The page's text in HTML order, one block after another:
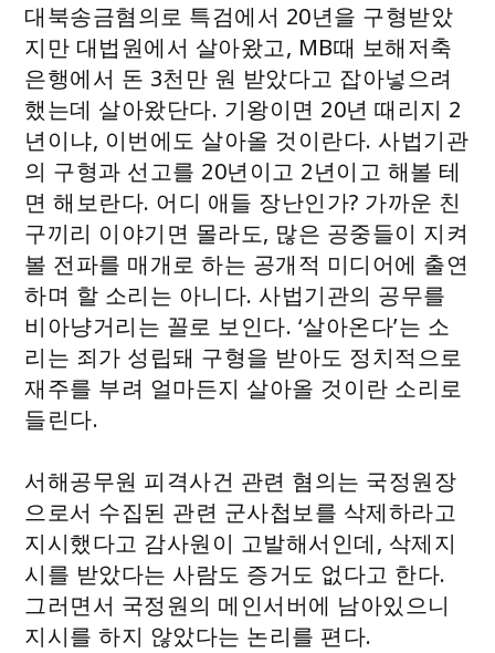
대북송금혐의로 특검에서 20년을 구형받았
지만 대법원에서 살아왔고, MB때 보해저축
은행에서 돈 3천만 원 받았다고 잡아넣으려
했는데 살아왔단다. 기왕이면 20년 때리지 2
년이냐, 이번에도 살아올 것이란다. 사법기관
의 구형과 선고를 20년이고 2년이고 해볼 테
면 해보란다. 어디 애들 장난인가? 가까운 친
구끼리 이야기면 몰라도, 많은 공중들이 지켜
볼 전파를 매개로 하는 공개적 미디어에 출연
하며 할 소리는 아니다. 사법기관의 공무를
비아냥거리는 꼴로 보인다. ‘살아온다’는 소
리는 죄가 성립돼 구형을 받아도 정치적으로
재주를 부려 얼마든지 살아올 것이란 소리로
들린다.
서해공무원 피격사건 관련 혐의는 국정원장
으로서 수집된 관련 군사첩보를 삭제하라고
지시했다고 감사원이 고발해서인데, 삭제지
시를 받았다는 사람도 증거도 없다고 한다.
그러면서 국정원의 메인서버에 남아있으니
지시를 하지 않았다는 논리를 편다.